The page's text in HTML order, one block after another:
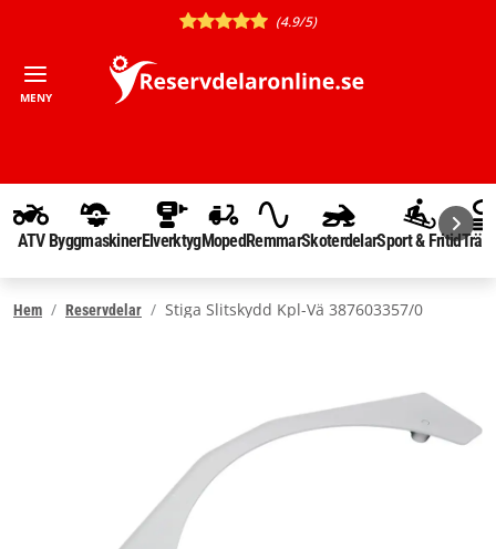
(4.9/5)
MENY
ATV ByggmaskinerElverktygMopedRemmarSkoterdelarSport & Fritid
Hem Reservdelar Stiga Slitskydd Kpl-Vä 387603357/0